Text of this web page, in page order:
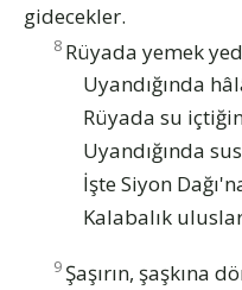
gidecekler.
8 Rüyada yemek
Uyandığında
Rüyada su
Uyandığında
İşte Siyon
Kalabalık
9 Şaşırın, şaşkına